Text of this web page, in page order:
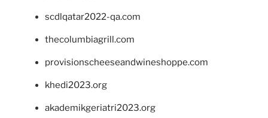
scdlqatar2022-qa.com
thecolumbiagrill.com
provisionscheeseandwineshoppe.com
khedi2023.org
akademikgeriatri2023.org